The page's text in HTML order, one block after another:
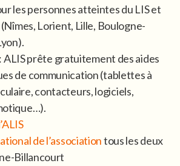
les personnes atteintes du LIS et
Lorient, Lille, Boulogne-
ALIS prête gratuitement des aides
de communication (tablettes à
contacteurs, logiciels,
de l’associationtous les deux
Billancourt